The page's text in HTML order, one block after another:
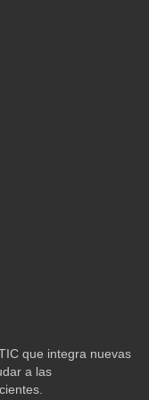
que integra nuevas
a las